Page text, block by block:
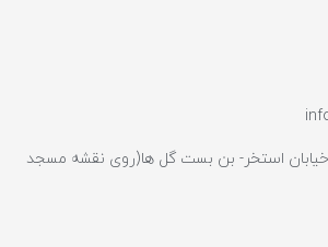
خیابان استخر- بن بست گل ها(روی نقشه مسجد